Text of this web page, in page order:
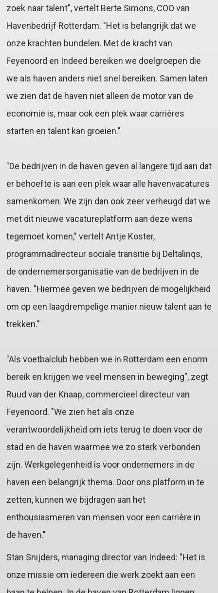
zoek naar talent", vertelt Berte Simons, COO van
Havenbedrijf Rotterdam. "Het is belangrijk dat we
onze krachten bundelen. Met de kracht van
Feyenoord en Indeed bereiken we doelgroepen die
we als haven anders niet snel bereiken. Samen laten
we zien dat de haven niet alleen de motor van de
economie is, maar ook een plek waar carrières
starten en talent kan groeien."
"De bedrijven in de haven geven al langere tijd aan dat
er behoefte is aan een plek waar alle havenvacatures
samenkomen. We zijn dan ook zeer verheugd dat we
met dit nieuwe vacatureplatform aan deze wens
tegemoet komen," vertelt Antje Koster,
programmadirecteur sociale transitie bij Deltalinqs,
de ondernemersorganisatie van de bedrijven in de
haven. "Hiermee geven we bedrijven de mogelijkheid
om op een laagdrempelige manier nieuw talent aan te
trekken."
"Als voetbalclub hebben we in Rotterdam een enorm
bereik en krijgen we veel mensen in beweging", zegt
Ruud van der Knaap, commercieel directeur van
Feyenoord. "We zien het als onze
verantwoordelijkheid om iets terug te doen voor de
stad en de haven waarmee we zo sterk verbonden
zijn. Werkgelegenheid is voor ondernemers in de
haven een belangrijk thema. Door ons platform in te
zetten, kunnen we bijdragen aan het
enthousiasmeren van mensen voor een carrière in
de haven."
Stan Snijders, managing director van Indeed: "Het is
onze missie om iedereen die werk zoekt aan een